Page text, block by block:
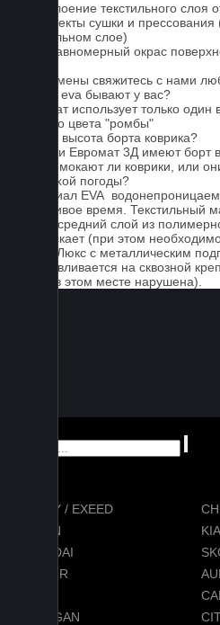
1. Отслоение текстильного слоя
2. Дефекты сушки и прессования
текстильном слое)
3. Неравномерный окрас
Для замены свяжитесь с нами
Серые eva бывают у вас?
Евромат использует только
черного цвета "ромбы"
Какова высота борта коврика?
Коврики Евромат 3Д имеют борт
Не промокают ли коврики, или
для сухой погоды?
Материал EVA
дождливое время. Текстильный
имеет средний слой из
пропускает (при этом
серии Люкс с металлическим
устанавливается на сквозной
ковра в этом месте нарушена).
CHERY / EXEED
RAVON
KIA
HYUNDAI
JETOUR
CHANGAN